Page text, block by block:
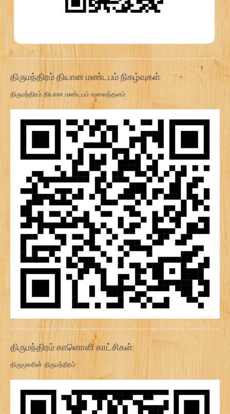
திருமந்திரம் தியான மண்டபம் நிகழ்வுகள்:
திருமந்திரம் தியான மண்டபம் வலைத்தளம்
திருமந்திரம் கானொளி காட்சிகள்:
திருமூலரின் திருமந்திரம்